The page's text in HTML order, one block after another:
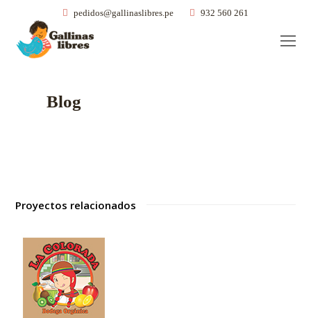
pedidos@gallinaslibres.pe 932 560 261
Blog
Proyectos relacionados